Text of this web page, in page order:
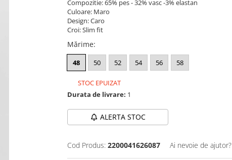
Compozitie: 65% pes - 32% vasc -3% elastan
Culoare: Maro
Design: Caro
Croi: Slim fit
Mărime:
48 50 52 54 56 58
STOC EPUIZAT
Durata de livrare: 1
ALERTA STOC
Cod Produs: 2200041626087 Ai nevoie de ajutor?